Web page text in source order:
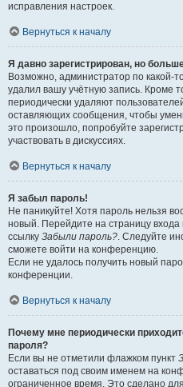
исправления настроек.
Вернуться к началу
Я давно зарегистрирован, но
Возможно, администратор по какой-
удалил вашу учётную запись. Кроме
периодически удаляют
оставляющих сообщения, чтобы
это произошло, попробуйте
участвовать в дискуссиях.
Вернуться к началу
Я забыл пароль!
Не паникуйте! Хотя пароль нельзя
новый. Перейдите на страницу
ссылку Забыли пароль?. Следуйте
сможете войти на конференцию.
Если не удалось получить новый
конференции.
Вернуться к началу
Почему мне периодически
пароля?
Если вы не отметили флажком пункт
оставаться под своим именем на
ограниченное время. Это сделано